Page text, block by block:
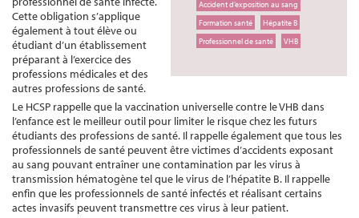
Accident d’exposition au sang
Formation santé
Hépatite B
Professionnel de santé
VHB
Cette obligation s’applique
également à tout élève ou
étudiant d’un établissement
préparant à l’exercice des
professions médicales et des
autres professions de santé.
Le HCSP rappelle que la vaccination universelle contre le VHB dans
l’enfance est le meilleur outil pour limiter le risque chez les futurs
étudiants des professions de santé. Il rappelle également que tous les
professionnels de santé peuvent être victimes d’accidents exposant
au sang pouvant entraîner une contamination par les virus à
transmission hématogène tel que le virus de l’hépatite B. Il rappelle
enfin que les professionnels de santé infectés et réalisant certains
actes invasifs peuvent transmettre ces virus à leur patient.